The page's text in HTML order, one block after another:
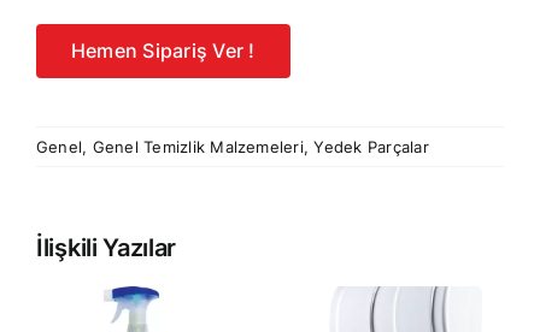
Hemen Sipariş Ver !
Genel, Genel Temizlik Malzemeleri,Yedek Parçalar
İlişkili Yazılar
PRESTİJ